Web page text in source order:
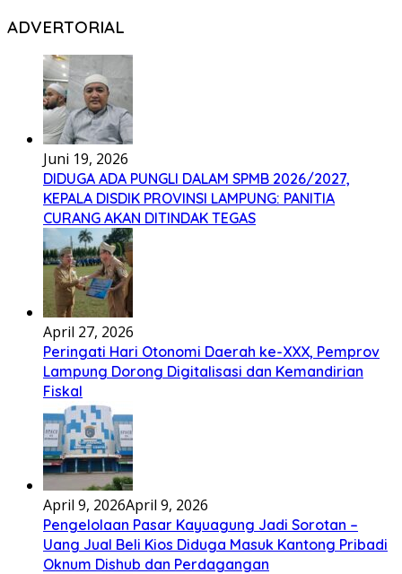
ADVERTORIAL
Juni 19, 2026
DIDUGA ADA PUNGLI DALAM SPMB 2026/2027,
KEPALA DISDIK PROVINSI LAMPUNG: PANITIA
CURANG AKAN DITINDAK TEGAS
April 27, 2026
Peringati Hari Otonomi Daerah ke-XXX, Pemprov
Lampung Dorong Digitalisasi dan Kemandirian
Fiskal
April 9, 2026April 9, 2026
Pengelolaan Pasar Kayuagung Jadi Sorotan –
Uang Jual Beli Kios Diduga Masuk Kantong Pribadi
Oknum Dishub dan Perdagangan